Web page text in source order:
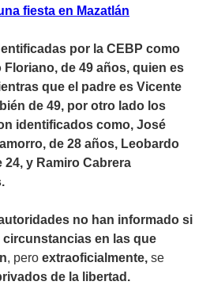
fiesta en Mazatlán
por la CEBP como
Floriano, de 49 años, quien es
que el padre es Vicente
de 49, por otro lado los
identificados como, José
de 28 años, Leobardo
y Ramiro Cabrera
no han informado si
en las que
, pero extraoficialmente, se
de la libertad.